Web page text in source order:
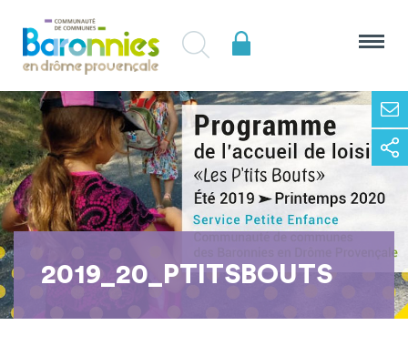
2019_20_PTITSBOUTS